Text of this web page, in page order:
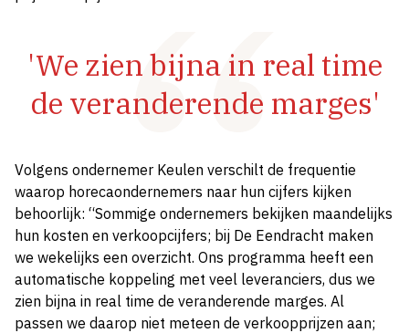
'We zien bijna in real time
de veranderende marges'
Volgens ondernemer Keulen verschilt de frequentie
waarop horecaondernemers naar hun cijfers kijken
behoorlijk: “Sommige ondernemers bekijken maandelijks
hun kosten en verkoopcijfers; bij De Eendracht maken
we wekelijks een overzicht. Ons programma heeft een
automatische koppeling met veel leveranciers, dus we
zien bijna in real time de veranderende marges. Al
passen we daarop niet meteen de verkoopprijzen aan;